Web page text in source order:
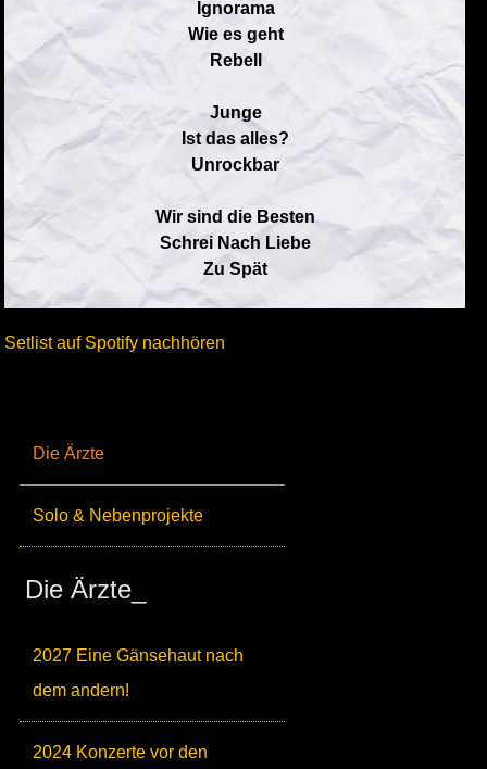
Die Ärzte
Solo & Nebenprojekte
Die Ärzte_
2027 Eine Gänsehaut nach
dem andern!
2024 Konzerte vor den
Ignorama
Wie es geht
Rebell
Junge
Ist das alles?
Unrockbar
Wir sind die Besten
Schrei Nach Liebe
Zu Spät
Setlist auf Spotify nachhören